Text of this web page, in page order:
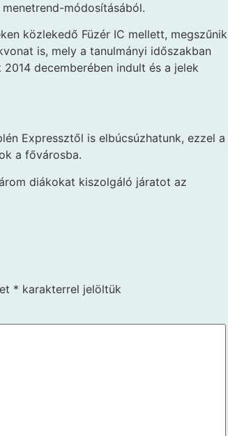
módosításából.
közlekedő Füzér IC mellett, megszűnik
is, mely a tanulmányi időszakban
decemberében indult és a jelek
Expressztől is elbúcsúzhatunk, ezzel a
a fővárosba.
diákokat kiszolgáló járatot az
* karakterrel jelöltük